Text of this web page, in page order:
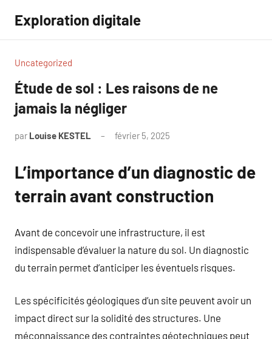
contenu
Exploration digitale
Uncategorized
Étude de sol : Les raisons de ne
jamais la négliger
par Louise KESTEL février 5, 2025
L’importance d’un diagnostic de
terrain avant construction
Avant de concevoir une infrastructure, il est
indispensable d’évaluer la nature du sol. Un diagnostic
du terrain permet d’anticiper les éventuels risques.
Les spécificités géologiques d’un site peuvent avoir un
impact direct sur la solidité des structures. Une
méconnaissance des contraintes géotechniques peut